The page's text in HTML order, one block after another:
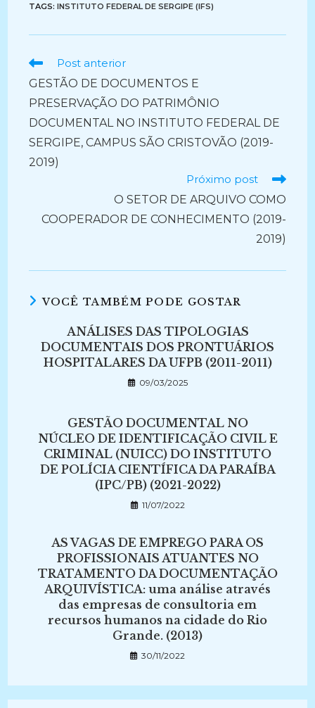
TAGS:INSTITUTO FEDERAL DE SERGIPE (IFS)
Ler
artigos
Post anterior
GESTÃO DE DOCUMENTOS E
PRESERVAÇÃO DO PATRIMÔNIO
DOCUMENTAL NO INSTITUTO FEDERAL DE
SERGIPE, CAMPUS SÃO CRISTOVÃO (2019-
2019)
Próximo post
O SETOR DE ARQUIVO COMO
COOPERADOR DE CONHECIMENTO (2019-
2019)
VOCÊ TAMBÉM PODE GOSTAR
ANÁLISES DAS TIPOLOGIAS
DOCUMENTAIS DOS PRONTUÁRIOS
HOSPITALARES DA UFPB (2011-2011)
09/03/2025
GESTÃO DOCUMENTAL NO
NÚCLEO DE IDENTIFICAÇÃO CIVIL E
CRIMINAL (NUICC) DO INSTITUTO
DE POLÍCIA CIENTÍFICA DA PARAÍBA
(IPC/PB) (2021-2022)
11/07/2022
AS VAGAS DE EMPREGO PARA OS
PROFISSIONAIS ATUANTES NO
TRATAMENTO DA DOCUMENTAÇÃO
ARQUIVÍSTICA: uma análise através
das empresas de consultoria em
recursos humanos na cidade do Rio
Grande. (2013)
30/11/2022